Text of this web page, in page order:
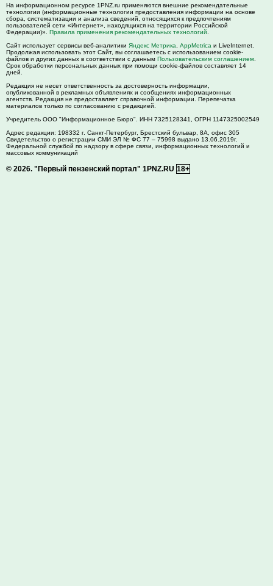
На информационном ресурсе 1PNZ.ru применяются внешние рекомендательные
технологии (информационные технологии предоставления информации на основе
сбора, систематизации и анализа сведений, относящихся к предпочтениям
пользователей сети «Интернет», находящихся на территории Российской
Федерации)». Правила применения рекомендательных технологий
Сайт использует сервисы веб-аналитики Яндекс Метрика AppMetrica и LiveInternet.
Продолжая использовать этот Сайт, вы соглашаетесь с использованием cookie-
файлов и других данных в соответствии с данным Пользовательским соглашением
Срок обработки персональных данных при помощи cookie-файлов составляет 14
дней.
Редакция не несет ответственность за достоверность информации,
опубликованной в рекламных объявлениях и сообщениях информационных
агентств. Редакция не предоставляет справочной информации. Перепечатка
материалов только по согласованию с редакцией.
Учредитель ООО "Информационное Бюро". ИНН 7325128341, ОГРН 1147325002549
Адрес редакции: 198332 г. Санкт-Петербург, Брестский бульвар, 8А, офис 305
Свидетельство о регистрации СМИ ЭЛ № ФС 77 – 75998 выдано 13.06.2019г.
Федеральной службой по надзору в сфере связи, информационных технологий и
массовых коммуникаций
© 2026. "Первый пензенский портал" 1PNZ.RU 18+